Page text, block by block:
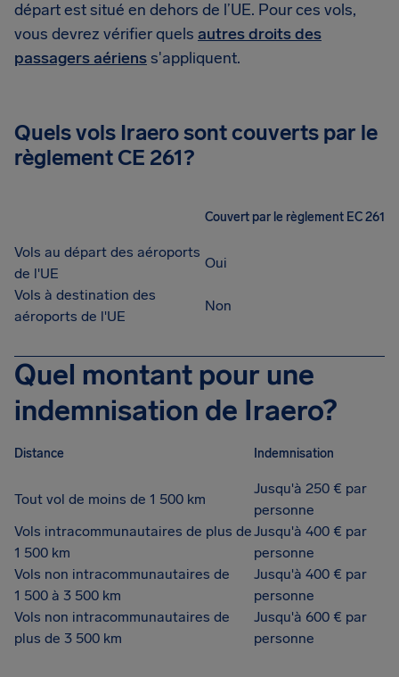
départ est situé en dehors de l’UE. Pour ces vols,
vous devrez vérifier quels autres droits des
passagers aérienss'appliquent.
Quels vols Iraero sont couverts par le
règlement CE 261?
Couvert par le règlement EC 261
Vols au départ des aéroports
de l'UE
Oui
Vols à destination des
aéroports de l'UE
Non
Quel montant pour une
indemnisation de Iraero?
Distance Indemnisation
Tout vol de moins de 1 500 km
Jusqu'à 250 € par
personne
Vols intracommunautaires de plus de
1 500 km
Jusqu'à 400 € par
personne
Vols non intracommunautaires de
1 500 à 3 500 km
Jusqu'à 400 € par
personne
Vols non intracommunautaires de
plus de 3 500 km
Jusqu'à 600 € par
personne